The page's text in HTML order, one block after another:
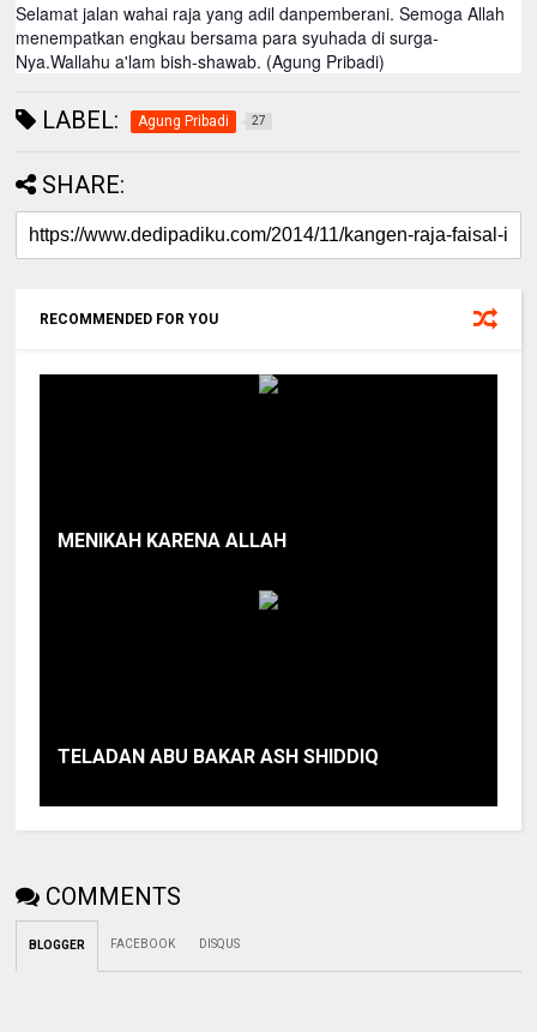
Selamat jalan wahai raja yang adil danpemberani. Semoga Allah
menempatkan engkau bersama para syuhada di surga-
Nya.Wallahu a'lam bish-shawab. (Agung Pribadi)
LABEL: Agung Pribadi 27
SHARE:
RECOMMENDED FOR YOU
MENIKAH KARENA ALLAH
TELADAN ABU BAKAR ASH SHIDDIQ
COMMENTS
BLOGGER FACEBOOK DISQUS